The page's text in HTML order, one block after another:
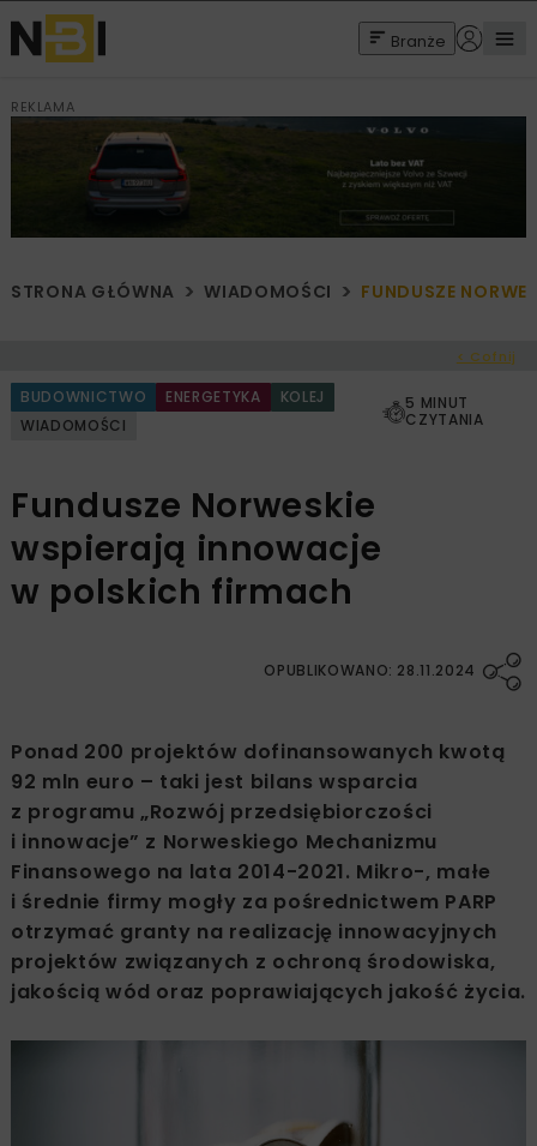
Branże
REKLAMA
STRONA GŁÓWNA WIADOMOŚCI FUNDUSZE
< Cofnij
BUDOWNICTWO ENERGETYKA
KOLEJ
WIADOMOŚCI
5 MINUT
CZYTANIA
Fundusze Norweskie
wspierają innowacje
w polskich firmach
OPUBLIKOWANO: 28.11.2024
Ponad 200 projektów dofinansowanych kwotą
92 mln euro – taki jest bilans wsparcia
z programu „Rozwój przedsiębiorczości
i innowacje” z Norweskiego Mechanizmu
Finansowego na lata 2014-2021. Mikro-, małe
i średnie firmy mogły za pośrednictwem PARP
otrzymać granty na realizację innowacyjnych
projektów związanych z ochroną środowiska,
jakością wód oraz poprawiających jakość życia.